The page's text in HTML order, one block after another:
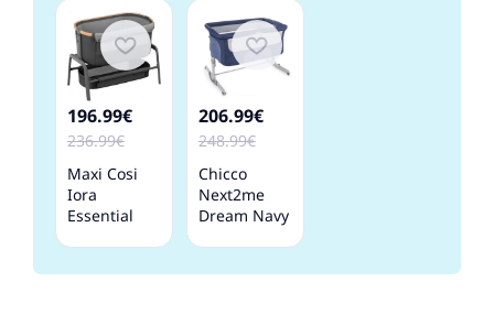
196.99€
236.99€
Maxi Cosi
Iora
Essential
Кроватка-
206.99€
248.99€
Chicco
Next2me
Dream Navy
колыбель